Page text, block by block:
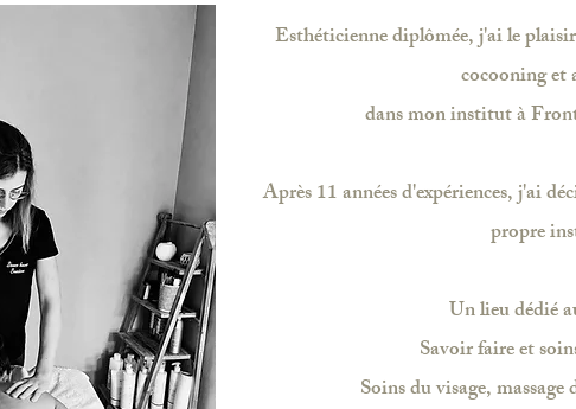
Esthéticienne diplômée, j'ai le
cocooning et
dans mon institut à
Après 11 années d'expériences, j'ai
propre
Un lieu dédié
Savoir faire et
Soins du visage,